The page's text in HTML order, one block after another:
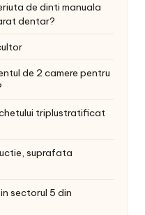
de dinti manuala
dentar?
de 2 camere pentru
triplustratificat
suprafata
sectorul 5 din